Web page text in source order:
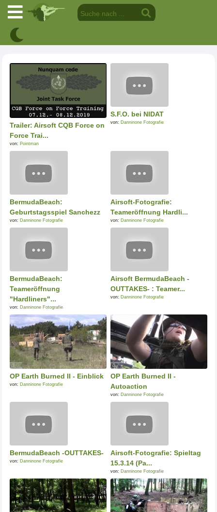
Trailer: Airsoft CQB Force on
Force Trai...
von: Pointman
S.F.O. bei NIDAT
von: Danninone Fotografie
BermudaBeach:
Geburtstagsspiel Sanchezz
von: Danninone Fotografie
Airsoft-Fotografie:
Teameröffnung Hardli...
von: Danninone Fotografie
BermudaBeach:
Teameröffnung
"Hardliners"...
von: Danninone Fotografie
Airsoft BermudaBeach -
OUTTAKES- : Teamer...
von: Danninone Fotografie
OP Earth Burned II - Einblick
von: Danninone Fotografie
OP Earth Burned II -
Autoaction
von: Danninone Fotografie
BermudaBeach -OUTTAKES-
von: Danninone Fotografie
Airsoft-Fotografie: Spieltag
15.3.14 (Pa...
von: Danninone Fotografie